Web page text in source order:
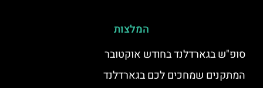
המלצות
סופ"ש בגארדלנד בחודש אוקטובר
המתקנים שמחכים לכם בגארדלנד